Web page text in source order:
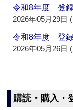
令和8年度 登
2026年05月29日
令和8年度 登
2026年05月26日
購読・購入・